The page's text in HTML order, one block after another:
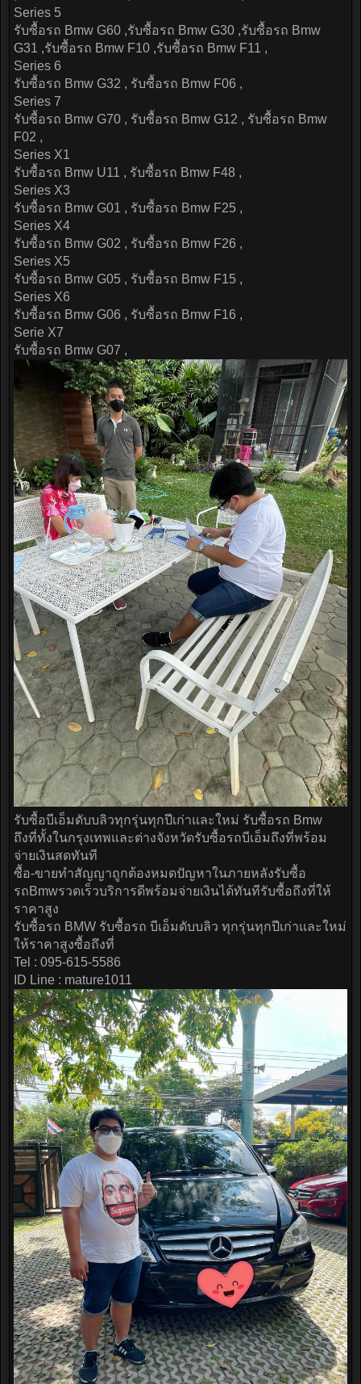
Series 5
รับซื้อรถ Bmw G60 ,รับซื้อรถ Bmw G30 ,รับซื้อรถ Bmw
G31 ,รับซื้อรถ Bmw F10 ,รับซื้อรถ Bmw F11 ,
Series 6
รับซื้อรถ Bmw G32 , รับซื้อรถ Bmw F06 ,
Series 7
รับซื้อรถ Bmw G70 , รับซื้อรถ Bmw G12 , รับซื้อรถ Bmw
F02 ,
Series X1
รับซื้อรถ Bmw U11 , รับซื้อรถ Bmw F48 ,
Series X3
รับซื้อรถ Bmw G01 , รับซื้อรถ Bmw F25 ,
Series X4
รับซื้อรถ Bmw G02 , รับซื้อรถ Bmw F26 ,
Series X5
รับซื้อรถ Bmw G05 , รับซื้อรถ Bmw F15 ,
Series X6
รับซื้อรถ Bmw G06 , รับซื้อรถ Bmw F16 ,
Serie X7
รับซื้อรถ Bmw G07 ,
รับซื้อบีเอ็มดับบลิวทุกรุ่นทุกปีเก่าและใหม่ รับซื้อรถ Bmw
ถึงที่ทั้งในกรุงเทพและต่างจังหวัดรับซื้อรถบีเอ็มถึงที่พร้อม
จ่ายเงินสดทันที
ซื้อ-ขายทำสัญญาถูกต้องหมดปัญหาในภายหลังรับซื้อ
รถBmwรวดเร็วบริการดีพร้อมจ่ายเงินได้ทันทีรับซื้อถึงที่ให้
ราคาสูง
รับซื้อรถ BMW รับซื้อรถ บีเอ็มดับบลิว ทุกรุ่นทุกปีเก่าและใหม่
ให้ราคาสูงซื้อถึงที่
Tel : 095-615-5586
ID Line : mature1011